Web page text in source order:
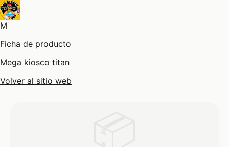
M
Ficha de producto
Mega kiosco titan
Volver al sitio web